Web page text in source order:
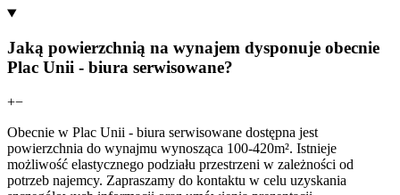
Jaką powierzchnią na wynajem dysponuje obecnie
Plac Unii - biura serwisowane?
+−
Obecnie w Plac Unii - biura serwisowane dostępna jest
powierzchnia do wynajmu wynosząca 100-420m². Istnieje
możliwość elastycznego podziału przestrzeni w zależności od
potrzeb najemcy. Zapraszamy do kontaktu w celu uzyskania